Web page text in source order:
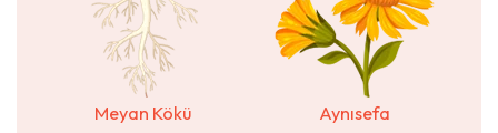
Meyan Kökü Aynısefa